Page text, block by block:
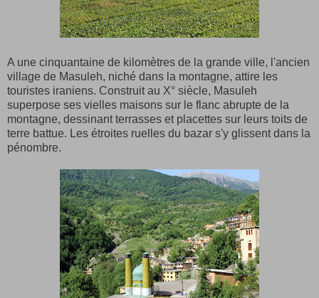
A une cinquantaine de kilomètres de la grande ville, l'ancien
village de Masuleh, niché dans la montagne, attire les
touristes iraniens. Construit au X° siècle, Masuleh
superpose ses vielles maisons sur le flanc abrupte de la
montagne, dessinant terrasses et placettes sur leurs toits de
terre battue. Les étroites ruelles du bazar s'y glissent dans la
pénombre.